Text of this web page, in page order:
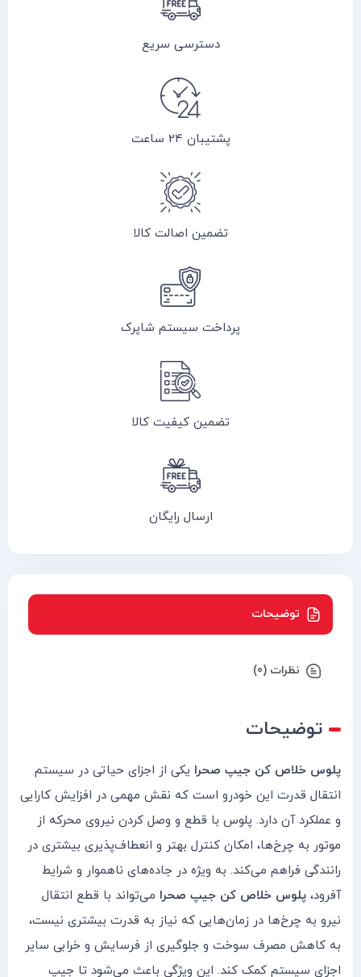
دسترسی سریع
پشتیبان 24 ساعت
تضمین اصالت کالا
پرداخت سیستم شاپرک
تضمین کیفیت کالا
ارسال رایگان
توضیحات
نظرات (0)
توضیحات
پلوس خلاص کن جیپ صحرا یکی از اجزای حیاتی در سیستم
انتقال قدرت این خودرو است که نقش مهمی در افزایش کارایی
و عملکرد آن دارد. پلوس با قطع و وصل کردن نیروی محرکه از
موتور به چرخ‌ها، امکان کنترل بهتر و انعطاف‌پذیری بیشتری در
رانندگی فراهم می‌کند. به ویژه در جاده‌های ناهموار و شرایط
آفرود، پلوس خلاص کن جیپ صحرا می‌تواند با قطع انتقال
نیرو به چرخ‌ها در زمان‌هایی که نیاز به قدرت بیشتری نیست،
به کاهش مصرف سوخت و جلوگیری از فرسایش و خرابی سایر
اجزای سیستم کمک کند. این ویژگی باعث می‌شود تا جیپ